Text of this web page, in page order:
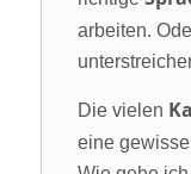
arbeiten.
Die vielen
eine gewisse